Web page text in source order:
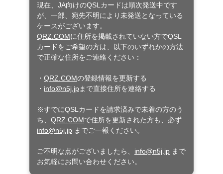
現在、JA向けのQSLカードは順次発送中です
が、一部、宛先不明により未発送となっている
ケースがございます。
QRZ.COMに住所を掲載されていない方でQSL
カードをご希望の方は、以下のいずれかの方法
で正確な住所をご連絡ください：
・ QRZ.COMの登録情報を更新する
・ info@n5j.jpまで直接住所を連絡する
※すでにQSLカードを請求済みで未着の方のう
ち、 QRZ.COMで住所を更新された方も、必ず
info@n5j.jp までご一報ください。
ご不明な点がございましたら、 info@n5j.jp まで
お気軽にお問い合わせください。